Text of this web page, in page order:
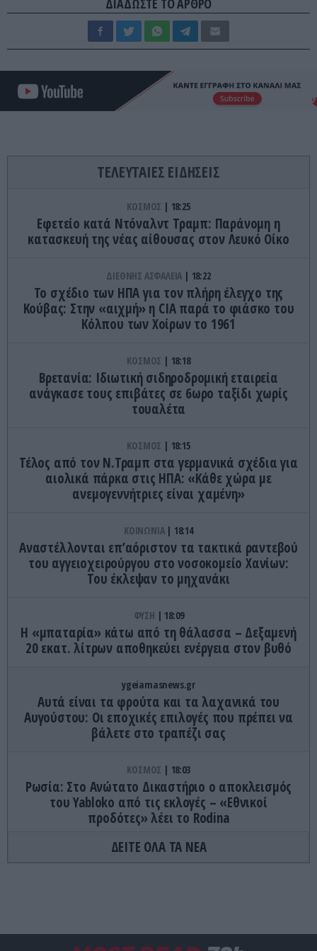
ΔΙΑΔΩΣΤΕ ΤΟ ΑΡΘΡΟ
ΤΕΛΕΥΤΑΙΕΣ ΕΙΔΗΣΕΙΣ
ΚΟΣΜΟΣ 18:25
Εφετείο κατά Ντόναλντ Τραμπ: Παράνομη η
κατασκευή της νέας αίθουσας στον Λευκό Οίκο
ΔΙΕΘΝΗΣ ΑΣΦΑΛΕΙΑ 18:22
To σχέδιο των ΗΠΑ για τον πλήρη έλεγχο της
Κούβας: Στην «αιχμή» η CIA παρά το φιάσκο του
Κόλπου των Χοίρων το 1961
ΚΟΣΜΟΣ 18:18
Βρετανία: Ιδιωτική σιδηροδρομική εταιρεία
ανάγκασε τους επιβάτες σε 6ωρο ταξίδι χωρίς
τουαλέτα
ΚΟΣΜΟΣ 18:15
Τέλος από τον Ν.Τραμπ στα γερμανικά σχέδια για
αιολικά πάρκα στις ΗΠΑ: «Κάθε χώρα με
ανεμογεννήτριες είναι χαμένη»
ΚΟΙΝΩΝΙΑ 18:14
Αναστέλλονται επ’αόριστον τα τακτικά ραντεβού
του αγγειοχειρούργου στο νοσοκομείο Χανίων:
Του έκλεψαν το μηχανάκι
ΦΥΣΗ 18:09
Η «μπαταρία» κάτω από τη θάλασσα – Δεξαμενή
20 εκατ. λίτρων αποθηκεύει ενέργεια στον βυθό
ygeiamasnews.gr
Αυτά είναι τα φρούτα και τα λαχανικά του
Αυγούστου: Οι εποχικές επιλογές που πρέπει να
βάλετε στο τραπέζι σας
ΚΟΣΜΟΣ 18:03
Ρωσία: Στο Ανώτατο Δικαστήριο ο αποκλεισμός
του Yabloko από τις εκλογές – «Εθνικοί
προδότες» λέει το Rodina
ΕΛΛΗΝΙΚΗ ΠΟΛΙΤΙΚΗ 18:00
ΔΕΙΤΕ ΟΛΑ ΤΑ ΝΕΑ